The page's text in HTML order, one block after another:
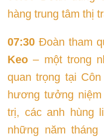
hàng trung tâm thị
07:30 Đoàn tham
Keo – một trong
quan trọng tại
hương tưởng
trị, các anh hùng
những năm